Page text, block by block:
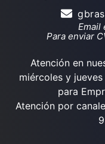
Email
Para enviar
Atención en
miércoles y
para
Atención por